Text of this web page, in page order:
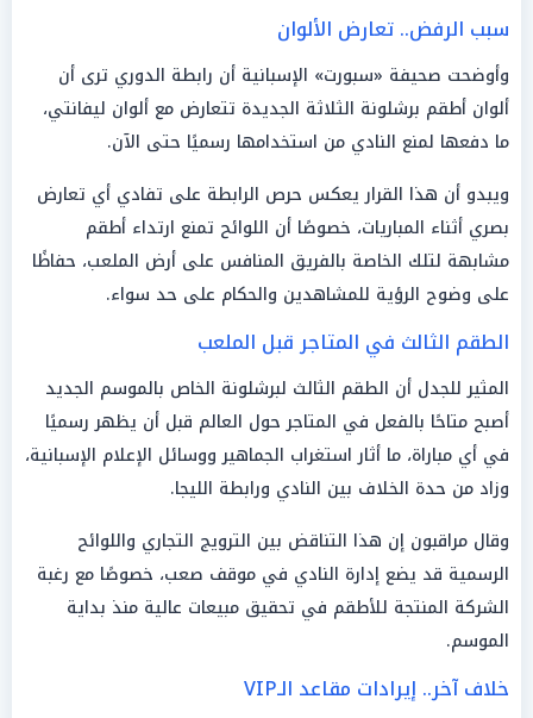
سبب الرفض.. تعارض الألوان
وأوضحت صحيفة «سبورت» الإسبانية أن رابطة الدوري ترى أن
ألوان أطقم برشلونة الثلاثة الجديدة تتعارض مع ألوان ليفانتي،
ما دفعها لمنع النادي من استخدامها رسميًا حتى الآن.
ويبدو أن هذا القرار يعكس حرص الرابطة على تفادي أي تعارض
بصري أثناء المباريات، خصوصًا أن اللوائح تمنع ارتداء أطقم
مشابهة لتلك الخاصة بالفريق المنافس على أرض الملعب، حفاظًا
على وضوح الرؤية للمشاهدين والحكام على حد سواء.
الطقم الثالث في المتاجر قبل الملعب
المثير للجدل أن الطقم الثالث لبرشلونة الخاص بالموسم الجديد
أصبح متاحًا بالفعل في المتاجر حول العالم قبل أن يظهر رسميًا
في أي مباراة، ما أثار استغراب الجماهير ووسائل الإعلام الإسبانية،
وزاد من حدة الخلاف بين النادي ورابطة الليجا.
وقال مراقبون إن هذا التناقض بين الترويج التجاري واللوائح
الرسمية قد يضع إدارة النادي في موقف صعب، خصوصًا مع رغبة
الشركة المنتجة للأطقم في تحقيق مبيعات عالية منذ بداية
الموسم.
خلاف آخر.. إيرادات مقاعد الـVIP